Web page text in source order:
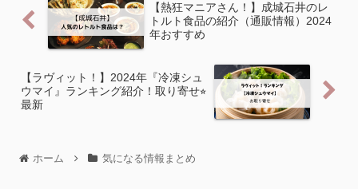
【熱狂マニアさん！】成城石井のレ
トルト食品の紹介（通販情報）2024
年おすすめ
【ラヴィット！】2024年『冷凍シュ
ウマイ』ランキング紹介！取り寄せ⭐︎
最新
ホーム 気になる情報まとめ